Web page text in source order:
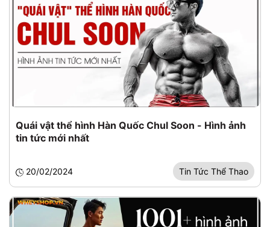
Quái vật thể hình Hàn Quốc Chul Soon - Hình ảnh
tin tức mới nhất
20/02/2024 Tin Tức Thể Thao